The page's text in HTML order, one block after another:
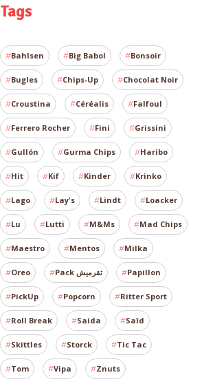
Tags
Bahlsen Big Babol Bonsoir
Bugles Chips-Up Chocolat Noir
Croustina Céréalis Falfoul
Ferrero Rocher Fini Grissini
Gullón Gurma Chips Haribo
Hit Kif Kinder Krinko
Lago Lay's Lindt Loacker
Lu Lutti M&Ms Mad Chips
Maestro Mentos Milka
Oreo Pack تقرميش Papillon
PickUp Popcorn Ritter Sport
Roll Break Saida Saïd
Skittles Storck Tic Tac
Tom Vipa Znuts